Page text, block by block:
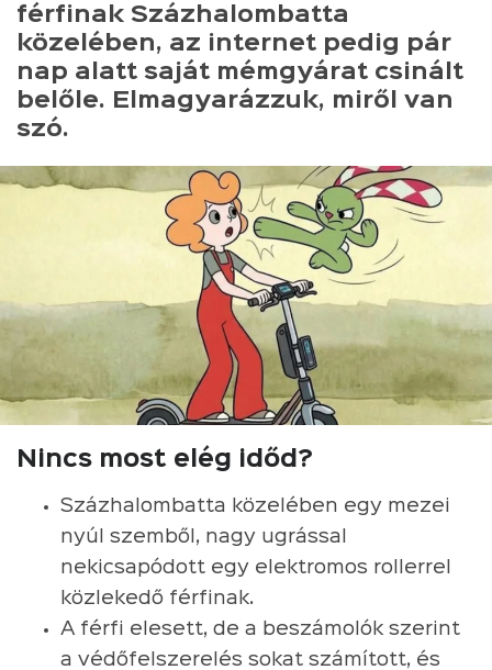
férfinak Százhalombatta
közelében, az internet pedig pár
nap alatt saját mémgyárat csinált
belőle. Elmagyarázzuk, miről van
szó.
Nincs most elég időd?
Százhalombatta közelében egy mezei
nyúl szemből, nagy ugrással
nekicsapódott egy elektromos rollerrel
közlekedő férfinak.
A férfi elesett, de a beszámolók szerint
a védőfelszerelés sokat számított, és